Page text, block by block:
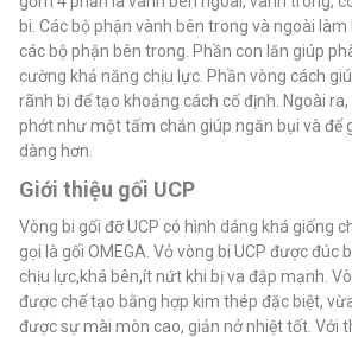
bi. Các bộ phận vành bên trong và ngoài
các bộ phận bên trong. Phần con lăn giúp
cường khả năng chịu lực. Phần vòng cách
rãnh bi để tạo khoảng cách cố định. Ngoài
phớt như một tấm chắn giúp ngăn bụi và để
dàng hơn.
Giới thiệu gối UCP
Vòng bi gối đỡ UCP có hình dáng khá giống
gọi là gối OMEGA. Vỏ vòng bi UCP được đúc
chịu lực,khá bên,ít nứt khi bị va đập mạnh.
được chế tạo bằng hợp kim thép đặc biệt,
được sự mài mòn cao, giản nở nhiệt tốt. Với